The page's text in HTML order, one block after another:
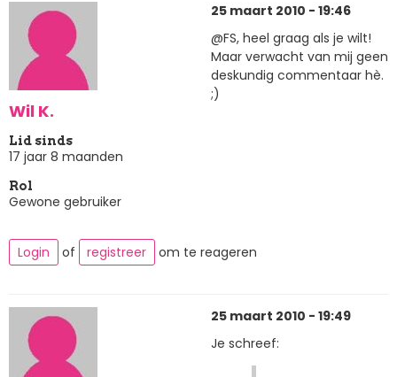
Wil K.
Lid sinds
17 jaar 8 maanden
Rol
Gewone gebruiker
25 maart 2010 - 19:46
@FS, heel graag als je wilt!
Maar verwacht van mij geen
deskundig commentaar hè.
;)
Login of registreer om te reageren
25 maart 2010 - 19:49
Je schreef: